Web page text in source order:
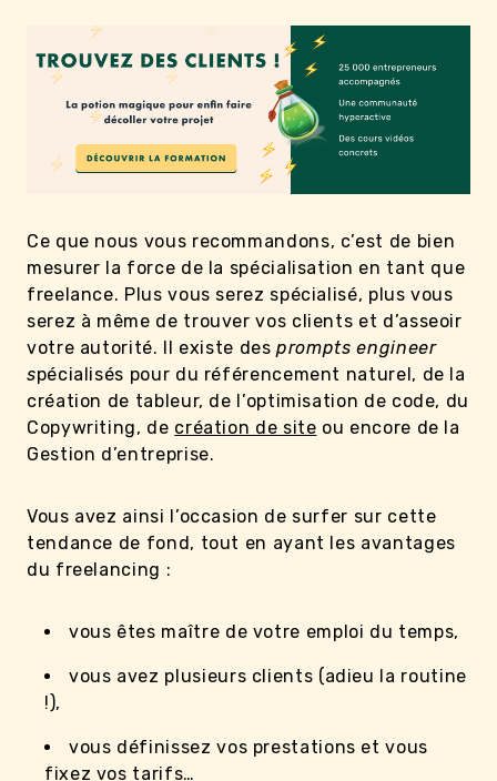
Ce que nous vous recommandons, c’est de bien
mesurer la force de la spécialisation en tant que
freelance. Plus vous serez spécialisé, plus vous
serez à même de trouver vos clients et d’asseoir
votre autorité. Il existe desprompts engineer
spécialisés pour du référencement naturel, de la
création de tableur, de l’optimisation de code, du
Copywriting, de création de site ou encore de la
Gestion d’entreprise.
Vous avez ainsi l’occasion de surfer sur cette
tendance de fond, tout en ayant les avantages
du freelancing :
vous êtes maître de votre emploi du temps,
vous avez plusieurs clients (adieu la routine
!),
vous définissez vos prestations et vous
fixez vos tarifs…